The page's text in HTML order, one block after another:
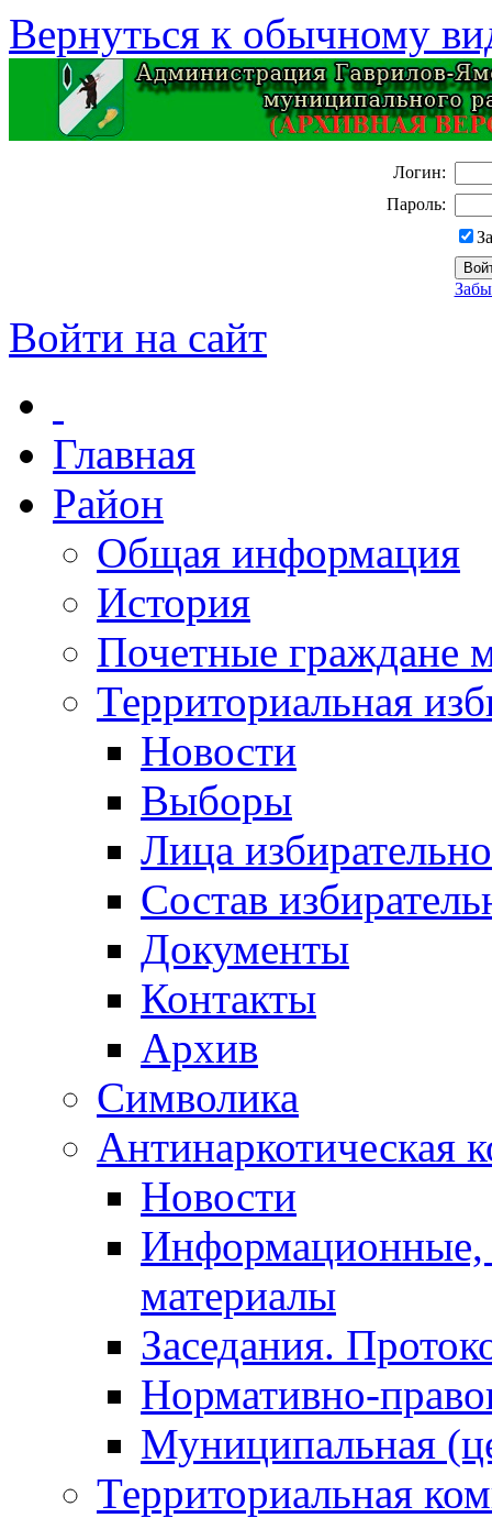
Вернуться к обычному
Логин:
Пароль:
Войти на сайт
Главная
Район
Общая информация
История
Почетные граждане
Территориальная
Новости
Выборы
Лица
Состав
Документы
Контакты
Архив
Символика
Антинаркотическая
Новости
Информационные,
материалы
Заседания.
Нормативно-
Муниципальная
Территориальная